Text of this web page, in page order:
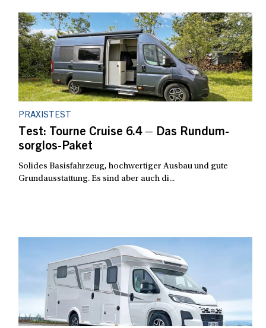
PRAXISTEST
Test: Tourne Cruise 6.4 – Das Rundum-
sorglos-Paket
Solides Basisfahrzeug, hochwertiger Ausbau und gute
Grundausstattung. Es sind aber auch di...